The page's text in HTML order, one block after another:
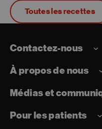
Toutes les recettes
Contactez-nous
À propos de nous
Médias et
Pour les patients